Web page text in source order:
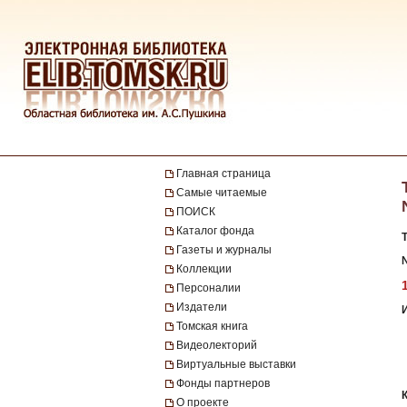
Главная страница
Самые читаемые
ПОИСК
Каталог фонда
Газеты и журналы
Коллекции
Персоналии
Издатели
Томская книга
Видеолекторий
Виртуальные выставки
Фонды партнеров
О проекте